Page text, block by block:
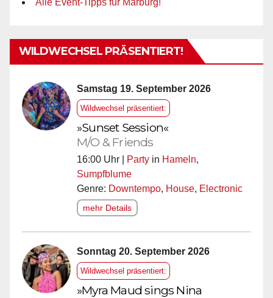
WILDWECHSEL PRÄSENTIERT!
Samstag 19. September 2026
Wildwechsel präsentiert:
»Sunset Session«
M/O & Friends
16:00 Uhr | Party in Hameln,
Sumpfblume
Genre: Downtempo, House, Electronic
mehr Details
Sonntag 20. September 2026
Wildwechsel präsentiert:
»Myra Maud sings Nina